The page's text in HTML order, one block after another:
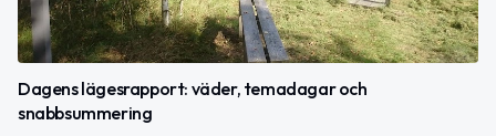
Dagens lägesrapport: väder, temadagar och
snabbsummering